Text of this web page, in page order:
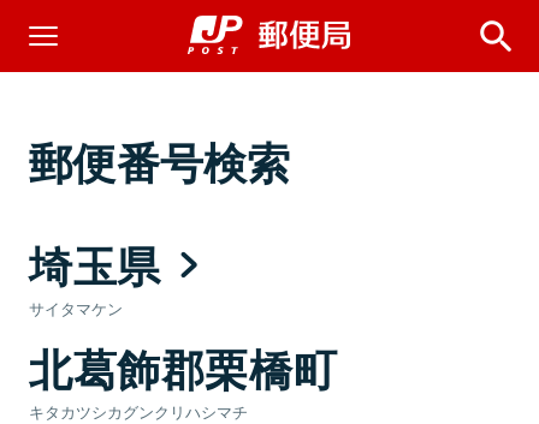
郵便番号検索
埼玉県
サイタマケン
北葛飾郡栗橋町
キタカツシカグンクリハシマチ